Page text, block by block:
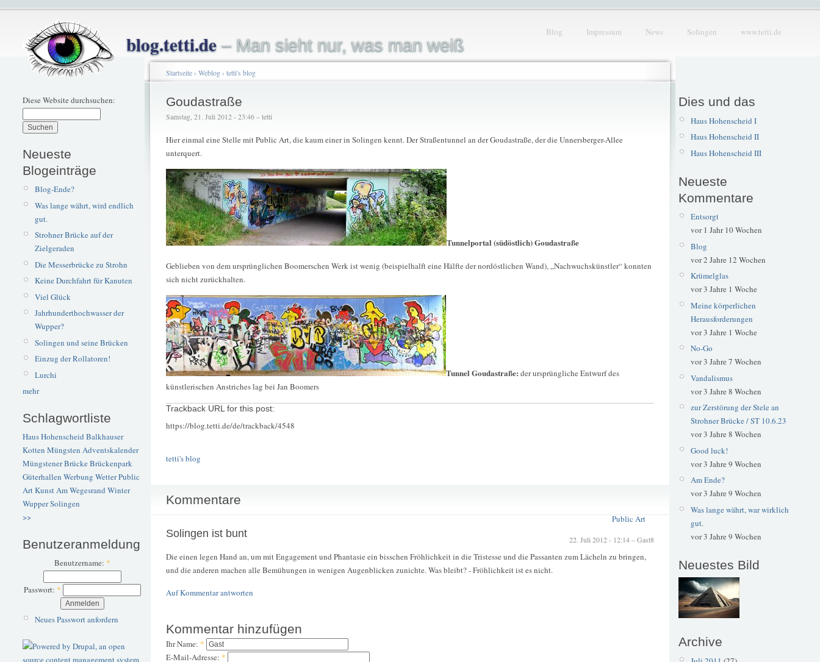
blog.tetti.de– Man sieht nur, was man weiß
Blog Impressum News Solingen www.tetti.de
Diese Website durchsuchen:
Neueste
Blogeinträge
Blog-Ende?
Was lange währt, wird endlich
gut.
Strohner Brücke auf der
Zielgeraden
Die Messerbrücke zu Strohn
Keine Durchfahrt für Kanuten
Viel Glück
Jahrhunderthochwasser der
Wupper?
Solingen und seine Brücken
Einzug der Rollatoren!
Lurchi
mehr
Schlagwortliste
Haus Hohenscheid Balkhauser
Kotten Müngsten Adventskalender
Müngstener BrückeBrückenpark
Güterhallen Werbung WetterPublic
ArtKunstAm Wegesrand Winter
WupperSolingen
>>
Benutzeranmeldung
Benutzername: *
Passwort: *
Neues Passwort anfordern
Startseite› Weblog› tetti's blog
Goudastraße
Samstag, 21. Juli 2012 - 23:46 – tetti
Hier einmal eine Stelle mit Public Art, die kaum einer in Solingen kennt. Der Straßentunnel an der Goudastraße, der die Unnersberger-Allee
unterquert.
Tunnelportal (südöstlich) Goudastraße
Geblieben von dem ursprünglichen Boomerschen Werk ist wenig (beispielhalft eine Hälfte der nordöstlichen Wand), „Nachwuchskünstler“ konnten
sich nicht zurückhalten.
Tunnel Goudastraße: der ursprüngliche Entwurf des
künstlerischen Anstriches lag bei Jan Boomers
Trackback URL for this post:
https://blog.tetti.de/de/trackback/4548
tetti's blog
Public Art
Kommentare
22. Juli 2012 - 12:14 – Gast8
Solingen ist bunt
Die einen legen Hand an, um mit Engagement und Phantasie ein bisschen Fröhlichkeit in die Tristesse und die Passanten zum Lächeln zu bringen,
und die anderen machen alle Bemühungen in wenigen Augenblicken zunichte. Was bleibt? - Fröhlichkeit ist es nicht.
Auf Kommentar antworten
Kommentar hinzufügen
Ihr Name: *
E-Mail-Adresse: *
Dies und das
Haus Hohenscheid I
Haus Hohenscheid II
Haus Hohenscheid III
Neueste
Kommentare
Entsorgt
vor 1 Jahr 10 Wochen
Blog
vor 2 Jahre 12 Wochen
Krümelglas
vor 3 Jahre 1 Woche
Meine körperlichen
Herausforderungen
vor 3 Jahre 1 Woche
No-Go
vor 3 Jahre 7 Wochen
Vandalismus
vor 3 Jahre 8 Wochen
zur Zerstörung der Stele an
Strohner Brücke / ST 10.6.23
vor 3 Jahre 8 Wochen
Good luck!
vor 3 Jahre 9 Wochen
Am Ende?
vor 3 Jahre 9 Wochen
Was lange währt, war wirklich
gut.
vor 3 Jahre 9 Wochen
Neuestes Bild
Archive